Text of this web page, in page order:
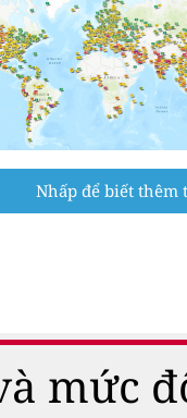
Nhấp để biết thêm
mức